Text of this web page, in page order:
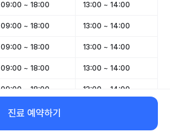
09:00 ~ 18:00 13:00 ~ 14:00
09:00 ~ 18:00 13:00 ~ 14:00
09:00 ~ 18:00 13:00 ~ 14:00
09:00 ~ 18:00 13:00 ~ 14:00
09:00 ~ 18:00 13:00 ~ 14:00
09:00 ~ 12:30
휴무 -
진료 예약하기